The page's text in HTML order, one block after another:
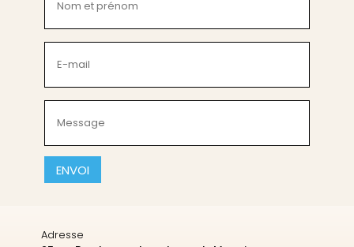
et
prénom
(Nécessaire)
mail
(Nécessaire)
(Nécessaire)
CAPTCHA
Adresse